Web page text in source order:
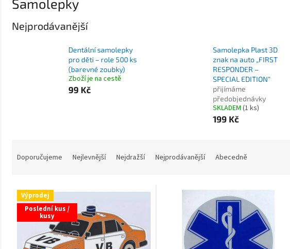
Samolepky
Nejprodávanější
Dentální samolepky
pro děti – role 500 ks
(barevné zoubky)
Zboží je na cestě
99 Kč
Samolepka Plast 3D
znak na auto „FIRST
RESPONDER –
SPECIAL EDITION“
přijímáme
předobjednávky
SKLADEM (1 ks)
199 Kč
n
Doporučujeme Nejlevnější Nejdražší Nejprodávanější Abecedně
V Výprodej
Poslední kus /
kusy